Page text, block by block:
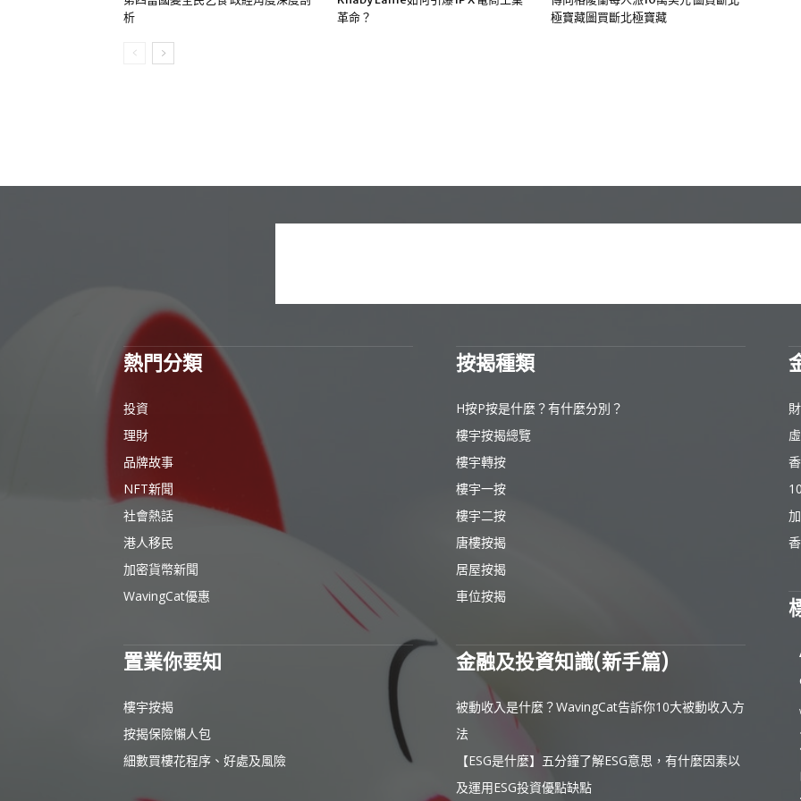
析
革命？
極寶藏圖買斷北極寶藏
熱門分類
投資
理財
品牌故事
NFT新聞
社會熱話
港人移民
加密貨幣新聞
WavingCat優惠
置業你要知
樓宇按揭
按揭保險懶人包
細數買樓花程序、好處及風險
按揭種類
H按P按是什麼？有什麼分別？
樓宇按揭總覽
樓宇轉按
樓宇一按
樓宇二按
唐樓按揭
居屋按揭
車位按揭
金融及投資知識(新手篇)
被動收入是什麼？WavingCat告訴你10大被動收入方
法
【ESG是什麼】五分鐘了解ESG意思，有什麼因素以
及運用ESG投資優點缺點